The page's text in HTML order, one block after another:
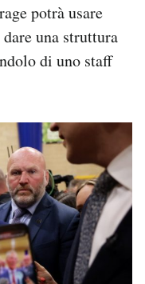
potrà usare
una struttura
di uno staff